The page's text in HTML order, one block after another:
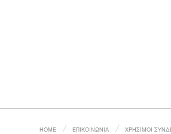
HOME ΕΠΙΚΟΙΝΩΝΙΑ ΧΡΗΣΙΜΟΙ